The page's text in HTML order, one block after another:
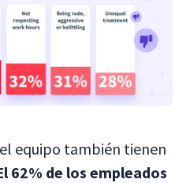
equipo también tienen
62% de los empleados